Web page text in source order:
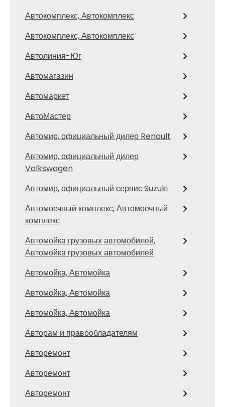
Автокомплекс, Автокомплекс
Автокомплекс, Автокомплекс
Автолиния-Юг
Автомагазин
Автомаркет
АвтоМастер
Автомир, официальный дилер Renault
Автомир, официальный дилер
Volkswagen
Автомир, официальный сервис Suzuki
Автомоечный комплекс, Автомоечный
комплекс
Автомойка грузовых автомобилей,
Автомойка грузовых автомобилей
Автомойка, Автомойка
Автомойка, Автомойка
Автомойка, Автомойка
Авторам и правообладателям
Авторемонт
Авторемонт
Авторемонт